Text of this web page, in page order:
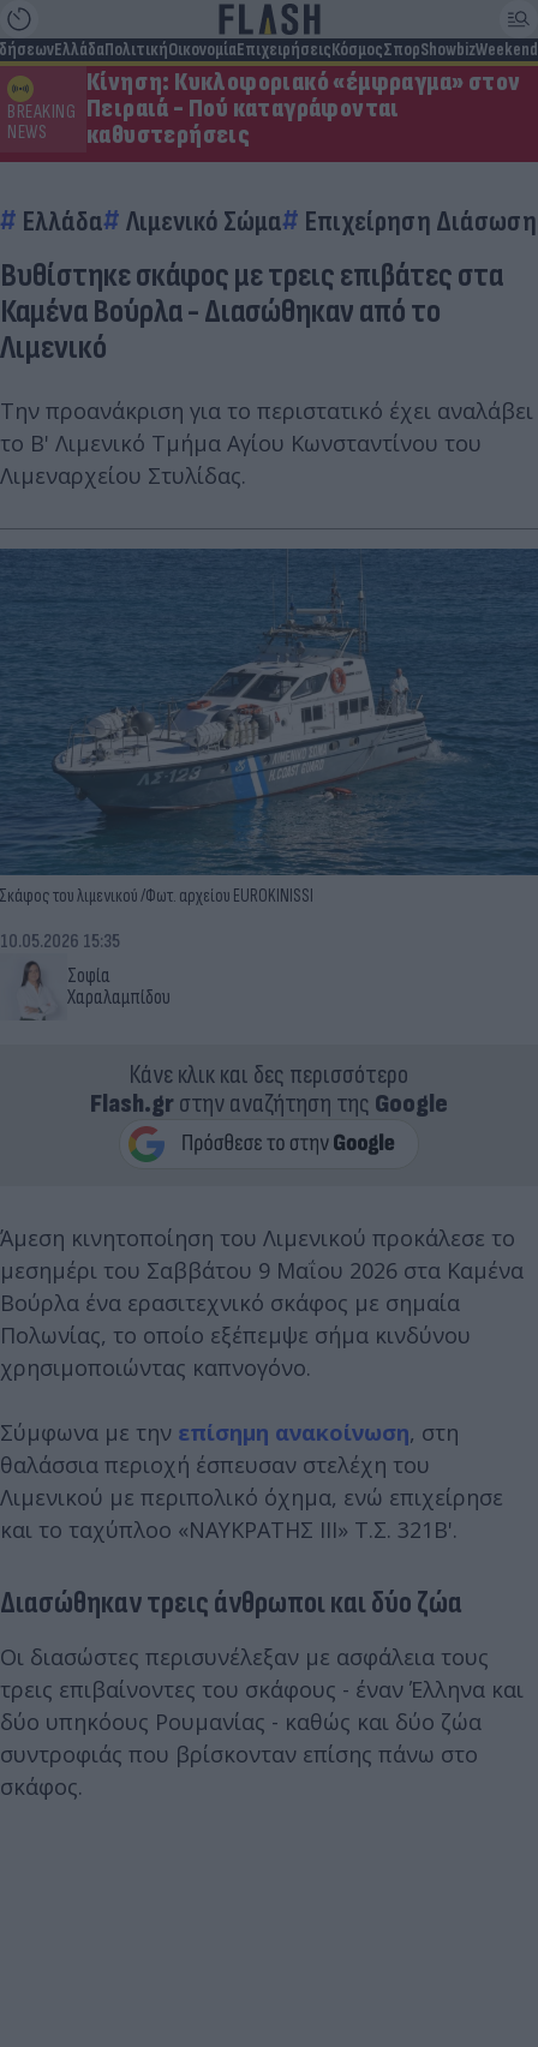
ΕλλάδαΠολιτικήΟικονομίαΕπιχειρήσειςΚόσμοςΣπορShowbizWeekend
BREAKING
NEWS
Κίνηση: Κυκλοφοριακό «έμφραγμα» στον
Πειραιά - Πού καταγράφονται
καθυστερήσεις
Ελλάδα Λιμενικό Σώμα Επιχείρηση
Βυθίστηκε σκάφος με τρεις επιβάτες στα
Καμένα Βούρλα - Διασώθηκαν από το
Λιμενικό
Την προανάκριση για το περιστατικό έχει αναλάβει
το Β' Λιμενικό Τμήμα Αγίου Κωνσταντίνου του
Λιμεναρχείου Στυλίδας.
Σκάφος του λιμενικού /Φωτ. αρχείου EUROKINISSI
Σοφία
Χαραλαμπίδου
10.05.2026 15:35
Κάνε κλικ και δες περισσότερο
Flash.grστην αναζήτηση της Google
Άμεση κινητοποίηση του Λιμενικού προκάλεσε το
μεσημέρι του Σαββάτου 9 Μαΐου 2026 στα Καμένα
Βούρλα ένα ερασιτεχνικό σκάφος με σημαία
Πολωνίας, το οποίο εξέπεμψε σήμα κινδύνου
χρησιμοποιώντας καπνογόνο.
Σύμφωνα με την επίσημη ανακοίνωση, στη
θαλάσσια περιοχή έσπευσαν στελέχη του
Λιμενικού με περιπολικό όχημα, ενώ επιχείρησε
και το ταχύπλοο «ΝΑΥΚΡΑΤΗΣ ΙΙΙ» Τ.Σ. 321Β'.
Διασώθηκαν τρεις άνθρωποι και δύο ζώα
Οι διασώστες περισυνέλεξαν με ασφάλεια τους
τρεις επιβαίνοντες του σκάφους - έναν Έλληνα και
δύο υπηκόους Ρουμανίας - καθώς και δύο ζώα
συντροφιάς που βρίσκονταν επίσης πάνω στο
σκάφος.